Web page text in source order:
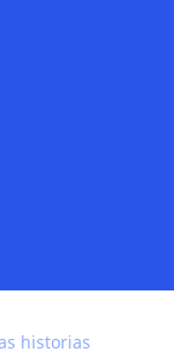
historias